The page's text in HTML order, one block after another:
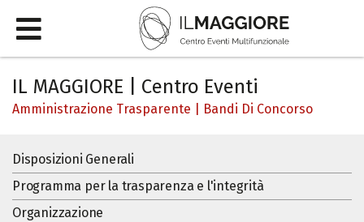
IL MAGGIORE | Centro Eventi
Amministrazione Trasparente Bandi Di Concorso
Disposizioni Generali
Programma per la trasparenza e l'integrità
Organizzazione